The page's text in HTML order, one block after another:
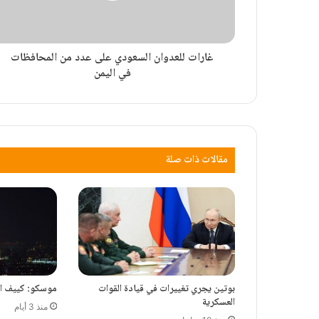
غارات للعدوان السعودي على عدد من المحافظات
في اليمن
مقالات ذات صلة
بوتين يجري تغييرات في قيادة القوات
العسكرية
موسكو: كييف
منذ 3 أيام